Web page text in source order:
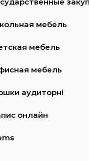
мебель
мебель
мебель
аудиторні
онлайн